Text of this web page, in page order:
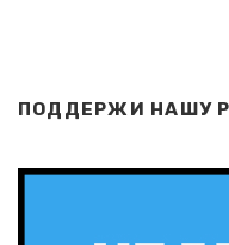
ПОДДЕРЖИ НАШУ